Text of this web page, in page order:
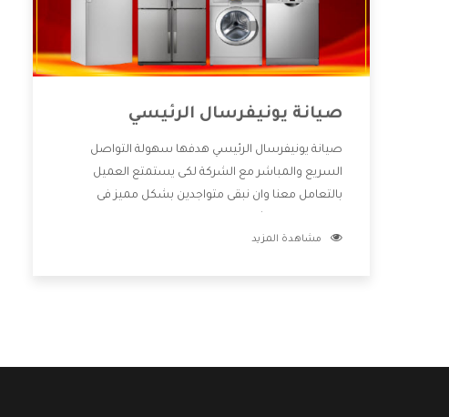
صيانة يونيفرسال الرئيسي
صيانة يونيفرسال الرئيسي هدفها سهولة التواصل
السريع والمباشر مع الشركة لكى يستمتع العميل
بالتعامل معنا وان نبقى متواجدين بشكل مميز فى
للعميل وان يستمتع بالخدمات التى تنفرد الشركة بها
مشاهدة المزيد